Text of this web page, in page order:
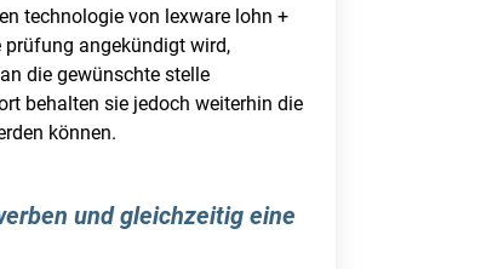
technologie von lexware lohn +
prüfung angekündigt wird,
die gewünschte stelle
behalten sie jedoch weiterhin die
können.
und gleichzeitig eine